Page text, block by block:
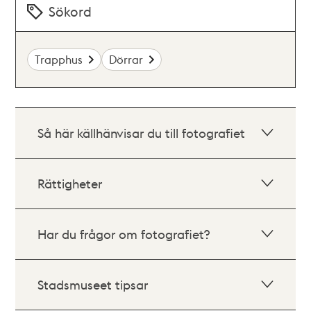
Sökord
Trapphus Dörrar
Så här källhänvisar du till fotografiet
Rättigheter
Har du frågor om fotografiet?
Stadsmuseet tipsar